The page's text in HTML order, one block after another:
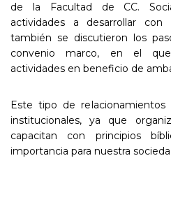
de la Facultad de CC.
actividades a desarrollar
también se discutieron los
convenio marco, en el
actividades en beneficio de
Este tipo de relacionamientos
institucionales, ya que
capacitan con principios
importancia para nuestra